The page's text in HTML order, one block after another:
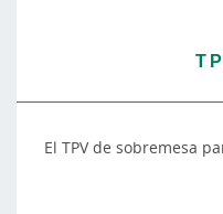
El TPV de sobremesa